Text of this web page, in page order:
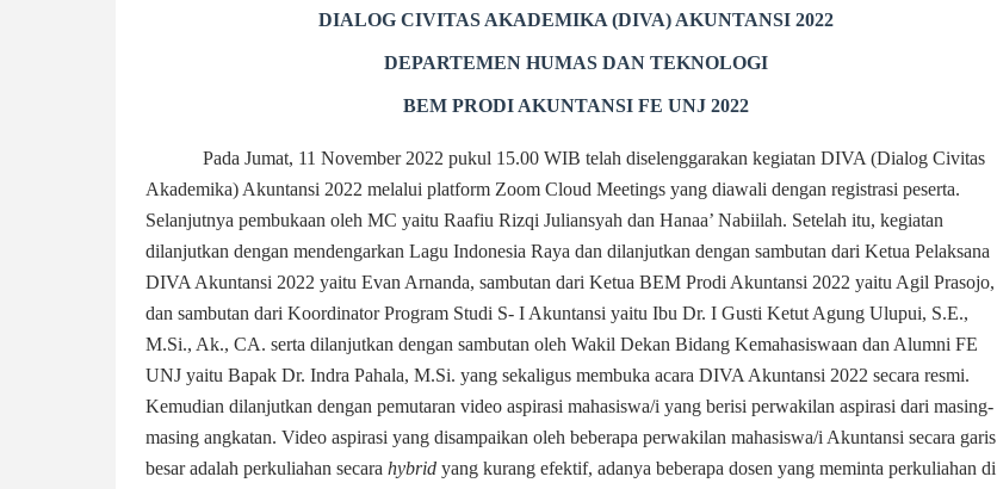
DIALOG CIVITAS AKADEMIKA (DIVA) AKUNTANSI 2022
DEPARTEMEN HUMAS DAN TEKNOLOGI
BEM PRODI AKUNTANSI FE UNJ 2022
Pada Jumat, 11 November 2022 pukul 15.00 WIB telah diselenggarakan kegiatan DIVA (Dialog Civitas
Akademika) Akuntansi 2022 melalui platform Zoom Cloud Meetings yang diawali dengan registrasi peserta.
Selanjutnya pembukaan oleh MC yaitu Raafiu Rizqi Juliansyah dan Hanaa’ Nabiilah. Setelah itu, kegiatan
dilanjutkan dengan mendengarkan Lagu Indonesia Raya dan dilanjutkan dengan sambutan dari Ketua Pelaksana
DIVA Akuntansi 2022 yaitu Evan Arnanda, sambutan dari Ketua BEM Prodi Akuntansi 2022 yaitu Agil Prasojo,
dan sambutan dari Koordinator Program Studi S- I Akuntansi yaitu Ibu Dr. I Gusti Ketut Agung Ulupui, S.E.,
M.Si., Ak., CA. serta dilanjutkan dengan sambutan oleh Wakil Dekan Bidang Kemahasiswaan dan Alumni FE
UNJ yaitu Bapak Dr. Indra Pahala, M.Si. yang sekaligus membuka acara DIVA Akuntansi 2022 secara resmi.
Kemudian dilanjutkan dengan pemutaran video aspirasi mahasiswa/i yang berisi perwakilan aspirasi dari masing-
masing angkatan. Video aspirasi yang disampaikan oleh beberapa perwakilan mahasiswa/i Akuntansi secara garis
besar adalah perkuliahan secara hybrid yang kurang efektif, adanya beberapa dosen yang meminta perkuliahan di